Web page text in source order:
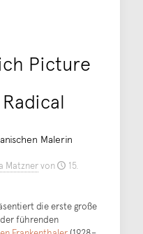
Picture
Malerin
Matznervon
15.
die erste große
führenden